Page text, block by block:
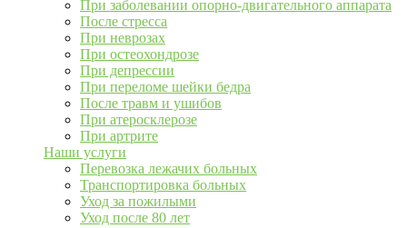
При заболевании опорно-двигательного аппарата
После стресса
При неврозах
При остеохондрозе
При депрессии
При переломе шейки бедра
После травм и ушибов
При атеросклерозе
При артрите
Наши услуги
Перевозка лежачих больных
Транспортировка больных
Уход за пожилыми
Уход после 80 лет